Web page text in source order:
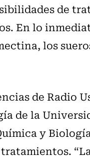
de
En lo
los
de Radio
de la
y